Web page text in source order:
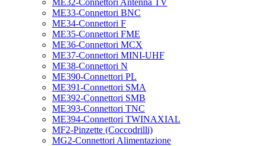
ME32-Connettori Antenna TV
ME33-Connettori BNC
ME34-Connettori F
ME35-Connettori FME
ME36-Connettori MCX
ME37-Connettori MINI-UHF
ME38-Connettori N
ME390-Connettori PL
ME391-Connettori SMA
ME392-Connettori SMB
ME393-Connettori TNC
ME394-Connettori TWINAXIAL
MF2-Pinzette (Coccodrilli)
MG2-Connettori Alimentazione